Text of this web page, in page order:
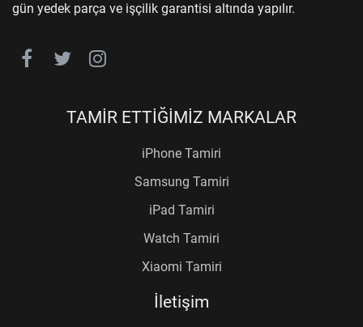
gün yedek parça ve işçilik garantisi altında yapılır.
TAMİR ETTİĞİMİZ MARKALAR
iPhone Tamiri
Samsung Tamiri
iPad Tamiri
Watch Tamiri
Xiaomi Tamiri
İletişim